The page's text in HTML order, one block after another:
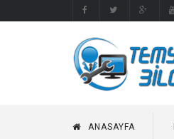
ANASAYFA